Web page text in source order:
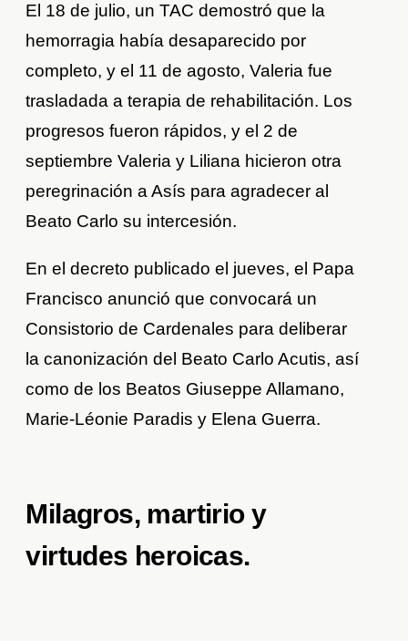
El 18 de julio, un TAC demostró que la
hemorragia había desaparecido por
completo, y el 11 de agosto, Valeria fue
trasladada a terapia de rehabilitación. Los
progresos fueron rápidos, y el 2 de
septiembre Valeria y Liliana hicieron otra
peregrinación a Asís para agradecer al
Beato Carlo su intercesión.
En el decreto publicado el jueves, el Papa
Francisco anunció que convocará un
Consistorio de Cardenales para deliberar
la canonización del Beato Carlo Acutis, así
como de los Beatos Giuseppe Allamano,
Marie-Léonie Paradis y Elena Guerra.
Milagros, martirio y
virtudes heroicas.